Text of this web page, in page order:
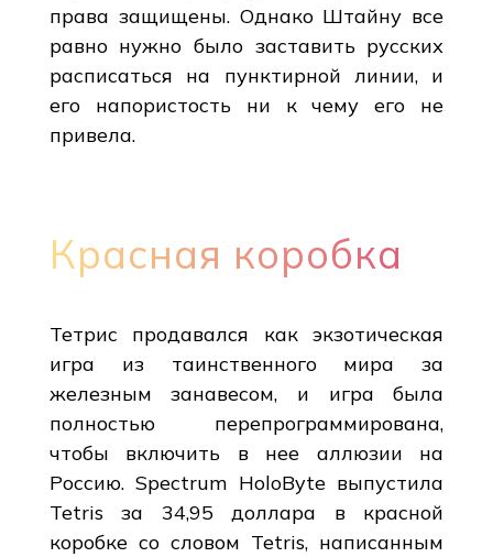
права защищены. Однако Штайну все
равно нужно было заставить русских
расписаться на пунктирной линии, и
его напористость ни к чему его не
привела.
Красная коробка
Тетрис продавался как экзотическая
игра из таинственного мира за
железным занавесом, и игра была
полностью перепрограммирована,
чтобы включить в нее аллюзии на
Россию. Spectrum HoloByte выпустила
Tetris за 34,95 доллара в красной
коробке со словом Tetris, написанным